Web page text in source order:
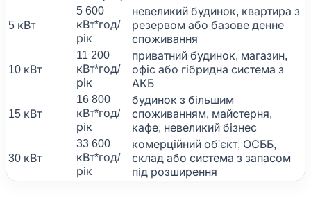
5 кВт
5 600
кВт*год/
рік
невеликий будинок, квартира з
резервом або базове денне
споживання
10 кВт
11 200
кВт*год/
рік
приватний будинок, магазин,
офіс або гібридна система з
АКБ
15 кВт
16 800
кВт*год/
рік
будинок з більшим
споживанням, майстерня,
кафе, невеликий бізнес
30 кВт
33 600
кВт*год/
рік
комерційний об'єкт, ОСББ,
склад або система з запасом
під розширення